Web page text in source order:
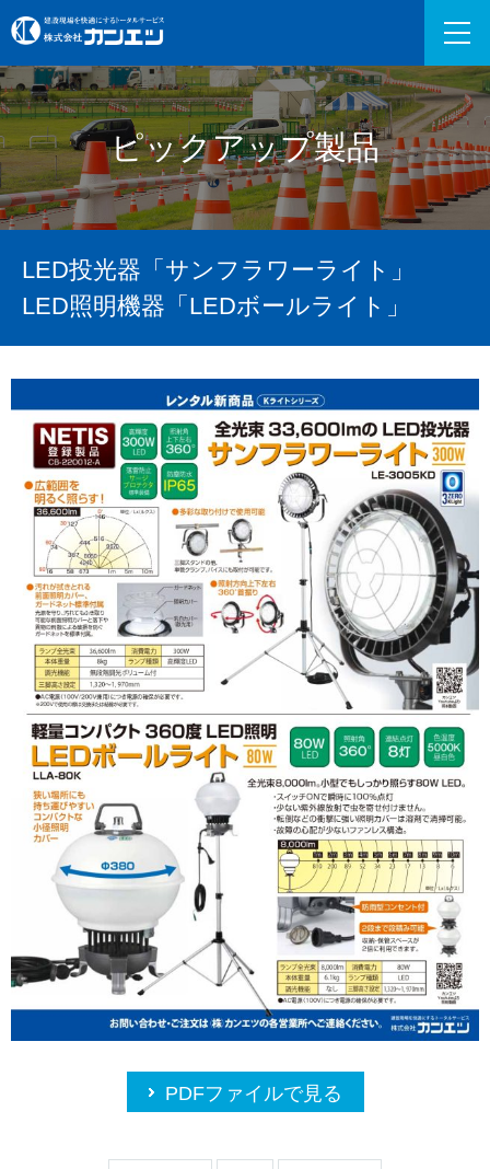
ピックアップ製品
LED投光器「サンフラワーライト」
LED照明機器「LEDボールライト」
PDFファイルで見る